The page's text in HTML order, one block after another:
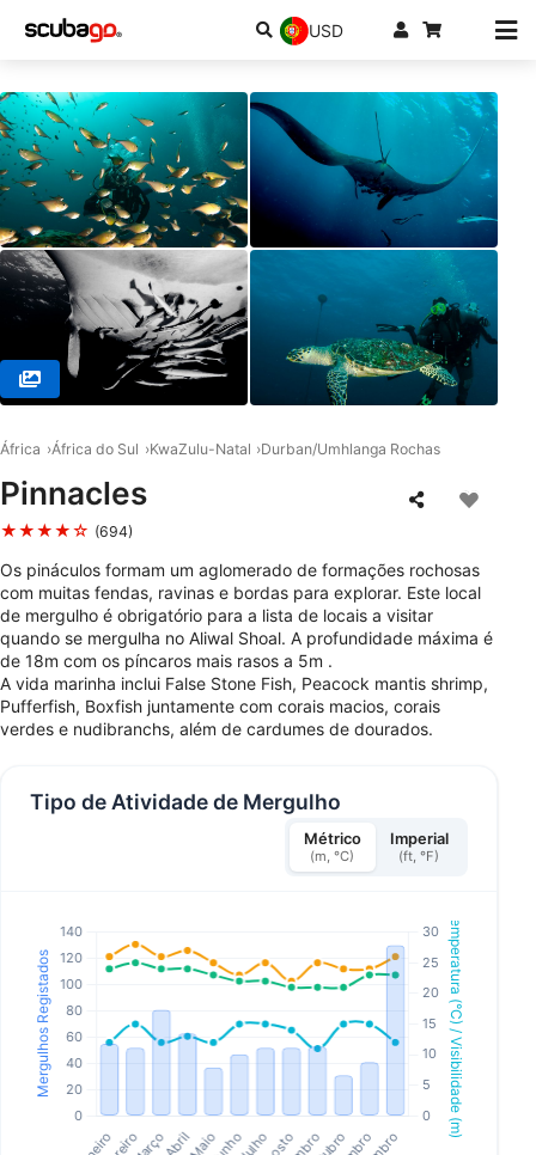
USD
África África do Sul KwaZulu-Natal Durban/Umhlanga Rochas
Pinnacles
★★★★☆ (694)
Os pináculos formam um aglomerado de formações rochosas
com muitas fendas, ravinas e bordas para explorar. Este local
de mergulho é obrigatório para a lista de locais a visitar
quando se mergulha no Aliwal Shoal. A profundidade máxima é
de 18m com os píncaros mais rasos a 5m .
A vida marinha inclui False Stone Fish, Peacock mantis shrimp,
Pufferfish, Boxfish juntamente com corais macios, corais
verdes e nudibranchs, além de cardumes de dourados.
Tipo de Atividade de Mergulho
Métrico
(m, °C)
Imperial
(ft, °F)